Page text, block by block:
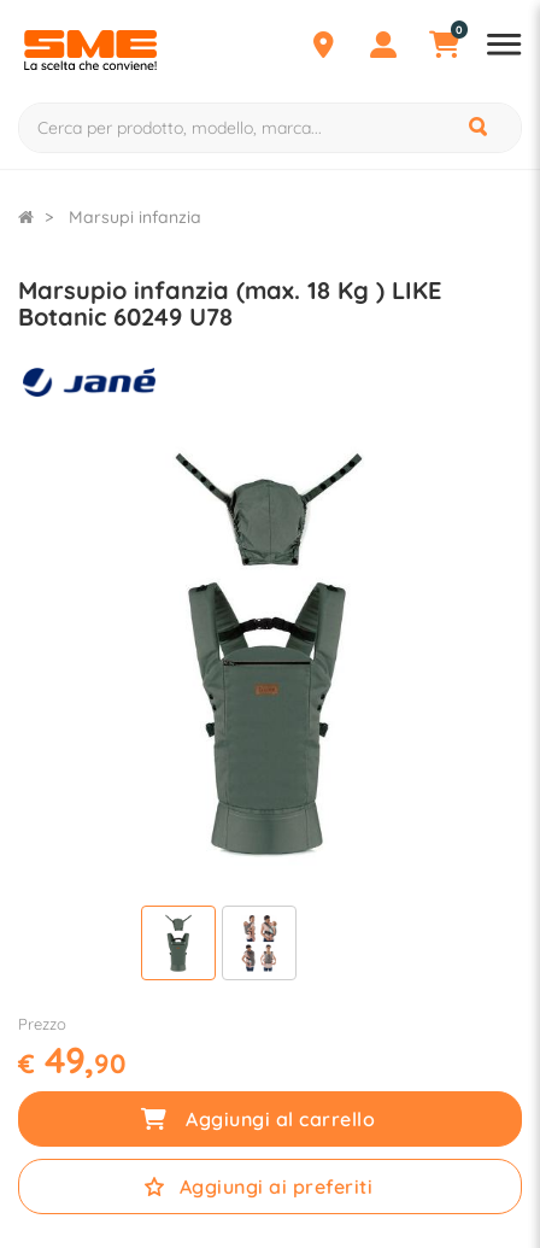
0
Marsupi infanzia
Marsupio infanzia (max. 18 Kg ) LIKE
Botanic 60249 U78
Prezzo
€ 49,90
Aggiungi al carrello
Aggiungi ai preferiti